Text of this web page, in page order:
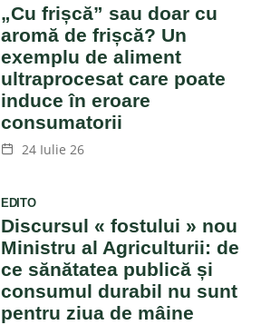
„Cu frișcă” sau doar cu
aromă de frișcă? Un
exemplu de aliment
ultraprocesat care poate
induce în eroare
consumatorii
24 Iulie 26
EDITO
Discursul « fostului » nou
Ministru al Agriculturii: de
ce sănătatea publică și
consumul durabil nu sunt
pentru ziua de mâine